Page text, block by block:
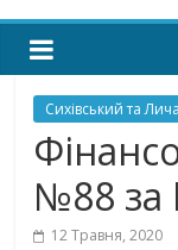
Сихівський та
№88 за
12 Травня, 2020